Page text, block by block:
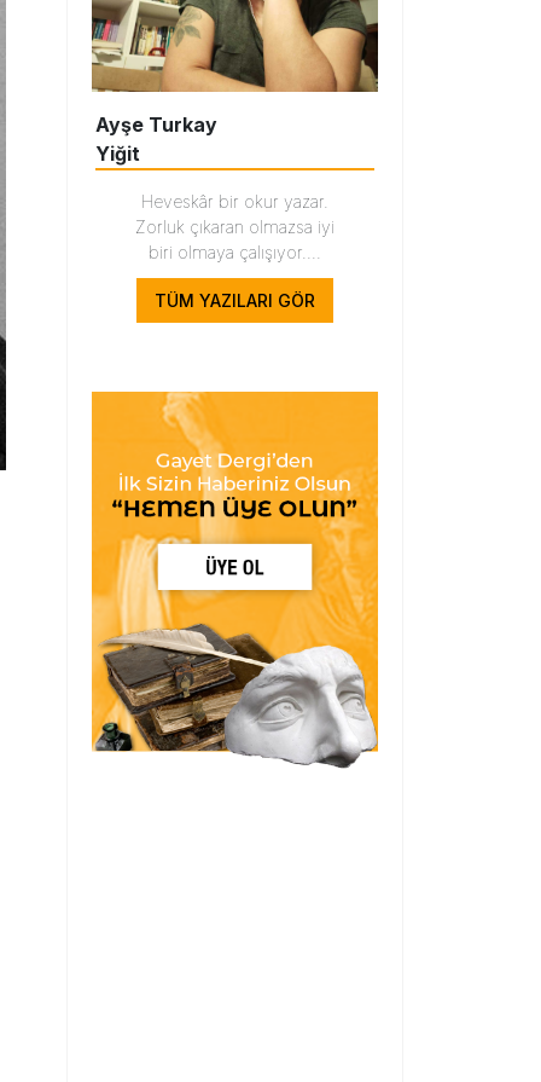
Ayşe Turkay
Yiğit
Heveskâr bir okur yazar.
Zorluk çıkaran olmazsa iyi
biri olmaya çalışıyor....
TÜM YAZILARI GÖR